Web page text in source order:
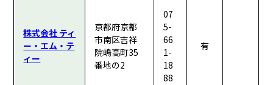
株式会社 ティ
ー・エム・テ
ィー
京都府京都
市南区吉祥
院嶋高町35
番地の2
07
5-
66
1-
18
88
有